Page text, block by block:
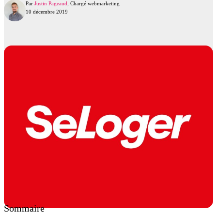
Par Justin Pageaud
, Chargé webmarketing
10 décembre 2019
Sommaire